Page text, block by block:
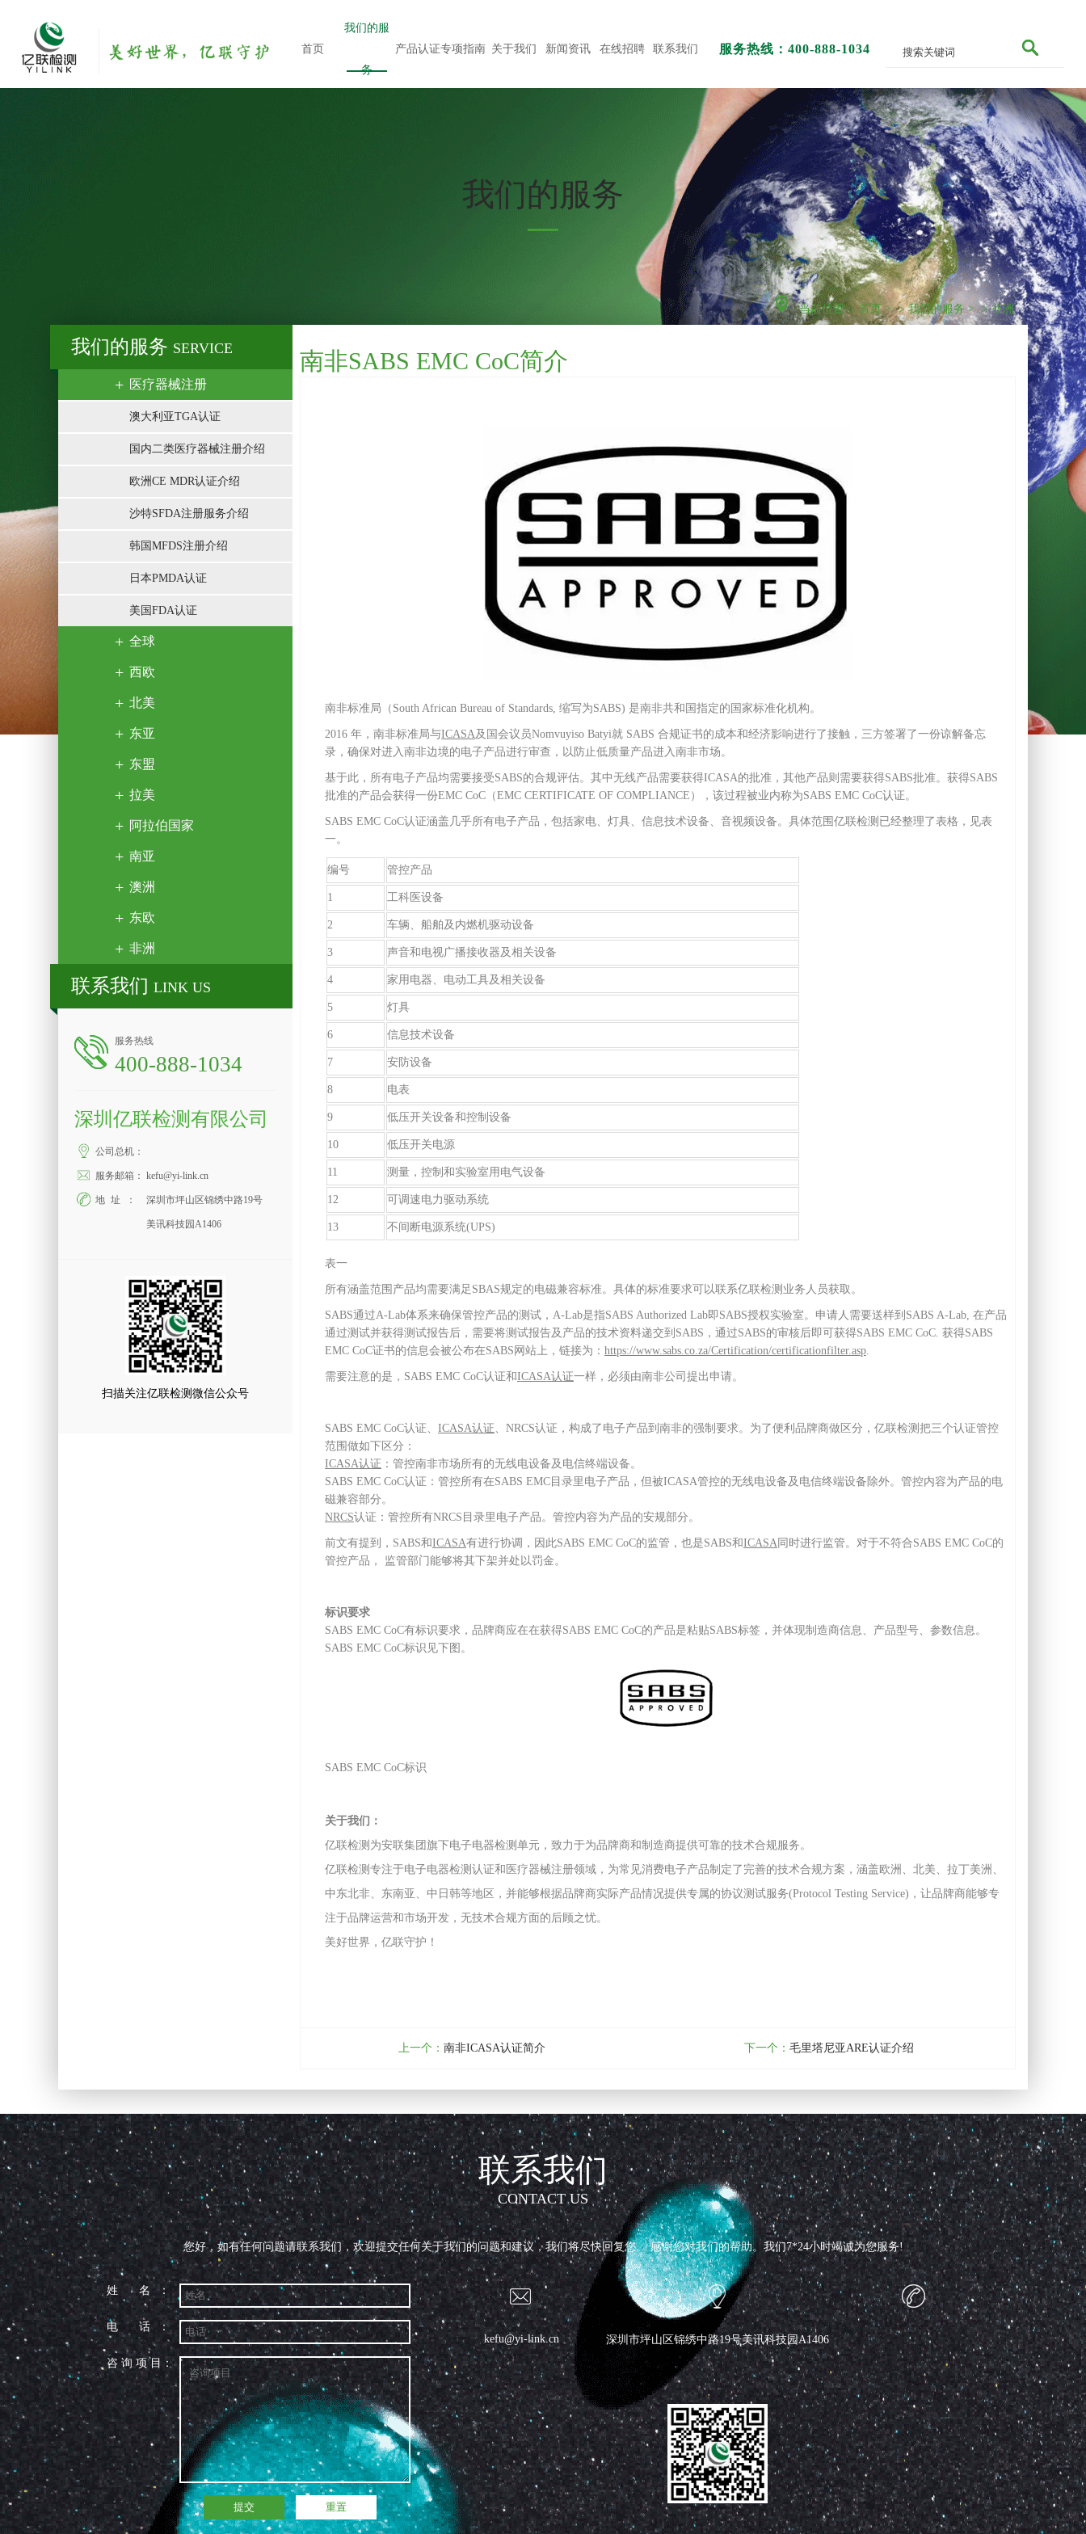
首页
我们的服
务
产品认证专项指南 关于我们 新闻资讯 在线招聘 联系我们 服务热线：400-888-1034
我们的服务
当前位置：首页 >我们的服务 >非洲
我们的服务 SERVICE
医疗器械注册
澳大利亚TGA认证
国内二类医疗器械注册介绍
欧洲CE MDR认证介绍
沙特SFDA注册服务介绍
韩国MFDS注册介绍
日本PMDA认证
美国FDA认证
全球
西欧
北美
东亚
东盟
拉美
阿拉伯国家
南亚
澳洲
东欧
非洲
联系我们 LINK US
服务热线
400-888-1034
深圳亿联检测有限公司
公司总机：
服务邮箱： kefu@yi-link.cn
地址： 深圳市坪山区锦绣中路19号
美讯科技园A1406
扫描关注亿联检测微信公众号
南非SABS EMC CoC简介
南非标准局（South African Bureau of Standards, 缩写为SABS) 是南非共和国指定的国家标准化机构。
2016 年，南非标准局与ICASA 及国会议员Nomvuyiso Batyi就 SABS 合规证书的成本和经济影响进行了接触，三方签署了一份谅解备忘
录，确保对进入南非边境的电子产品进行审查，以防止低质量产品进入南非市场。
基于此，所有电子产品均需要接受SABS的合规评估。其中无线产品需要获得ICASA的批准，其他产品则需要获得SABS批准。获得SABS
批准的产品会获得一份EMC CoC（EMC CERTIFICATE OF COMPLIANCE），该过程被业内称为SABS EMC CoC认证。
SABS EMC CoC认证涵盖几乎所有电子产品，包括家电、灯具、信息技术设备、音视频设备。具体范围亿联检测已经整理了表格，见表
一。
编号 管控产品
1 工科医设备
2 车辆、船舶及内燃机驱动设备
3 声音和电视广播接收器及相关设备
4 家用电器、电动工具及相关设备
5 灯具
6 信息技术设备
7 安防设备
8 电表
9 低压开关设备和控制设备
10 低压开关电源
11 测量，控制和实验室用电气设备
12 可调速电力驱动系统
13 不间断电源系统(UPS)
表一
所有涵盖范围产品均需要满足SBAS规定的电磁兼容标准。具体的标准要求可以联系亿联检测业务人员获取。
SABS通过A-Lab体系来确保管控产品的测试，A-Lab是指SABS Authorized Lab即SABS授权实验室。申请人需要送样到SABS A-Lab, 在产品
通过测试并获得测试报告后，需要将测试报告及产品的技术资料递交到SABS，通过SABS的审核后即可获得SABS EMC CoC. 获得SABS
EMC CoC证书的信息会被公布在SABS网站上，链接为： https://www.sabs.co.za/Certification/certificationfilter.asp
需要注意的是，SABS EMC CoC认证和ICASA认证一样，必须由南非公司提出申请。
SABS EMC CoC认证、 ICASA认证 、NRCS认证，构成了电子产品到南非的强制要求。为了便利品牌商做区分，亿联检测把三个认证管控
范围做如下区分：
ICASA认证 ：管控南非市场所有的无线电设备及电信终端设备。
SABS EMC CoC认证：管控所有在SABS EMC目录里电子产品，但被ICASA管控的无线电设备及电信终端设备除外。管控内容为产品的电
磁兼容部分。
NRCS认证：管控所有NRCS目录里电子产品。管控内容为产品的安规部分。
前文有提到，SABS和ICASA有进行协调，因此SABS EMC CoC的监管，也是SABS和ICASA 同时进行监管。对于不符合SABS EMC CoC的
管控产品， 监管部门能够将其下架并处以罚金。
标识要求
SABS EMC CoC有标识要求，品牌商应在在获得SABS EMC CoC的产品是粘贴SABS标签，并体现制造商信息、产品型号、参数信息。
SABS EMC CoC标识见下图。
SABS EMC CoC标识
关于我们：
亿联检测为安联集团旗下电子电器检测单元，致力于为品牌商和制造商提供可靠的技术合规服务。
亿联检测专注于电子电器检测认证和医疗器械注册领域，为常见消费电子产品制定了完善的技术合规方案，涵盖欧洲、北美、拉丁美洲、
中东北非、东南亚、中日韩等地区，并能够根据品牌商实际产品情况提供专属的协议测试服务(Protocol Testing Service)，让品牌商能够专
注于品牌运营和市场开发，无技术合规方面的后顾之忧。
美好世界，亿联守护！
上一个：南非ICASA认证简介 下一个：毛里塔尼亚ARE认证介绍
联系我们
CONTACT US
您好，如有任何问题请联系我们，欢迎提交任何关于我们的问题和建议，我们将尽快回复您。 感谢您对我们的帮助。我们7*24小时竭诚为您服务!
姓 名：
电 话：
咨 询 项 目：
提交 重置
kefu@yi-link.cn 深圳市坪山区锦绣中路19号美讯科技园A1406